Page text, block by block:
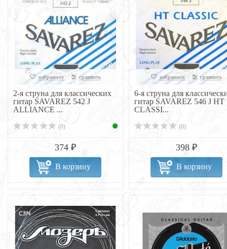
избранное сравнить
2-я струна для классических
гитар SAVAREZ 542 J
ALLIANCE ...
(0)
374 ₽
В корзину
избранное сравнить
6-я струна для
гитар SAVAREZ 546 J HT
CLASSI...
(0)
398 ₽
В корзину